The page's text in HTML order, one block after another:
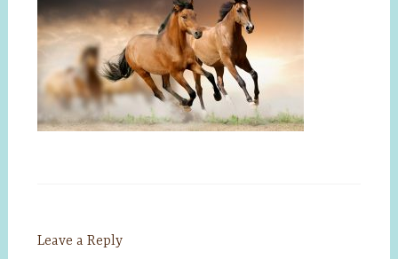
Leave a Reply